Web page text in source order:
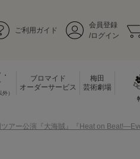
ご利用ガイド
会員登録
/ログイン
）
ブロマイド
オーダーサービス
梅田
芸術劇場
アー公演『大海賊』『Heat on